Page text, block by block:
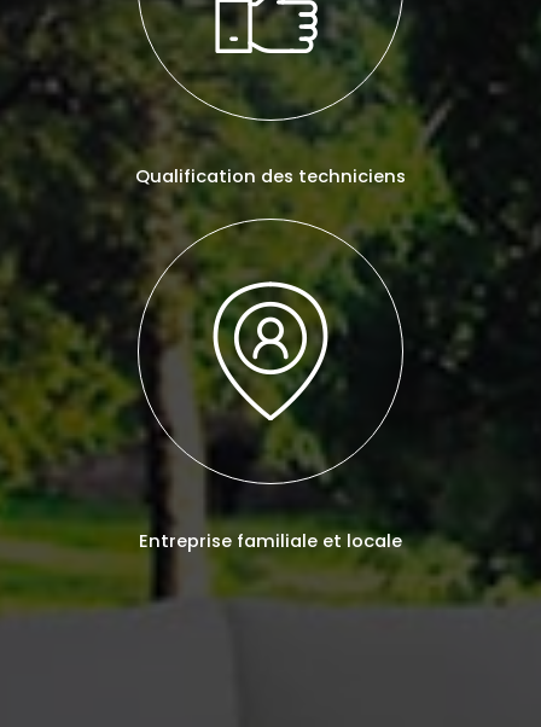
Qualification des techniciens
Entreprise familiale et locale